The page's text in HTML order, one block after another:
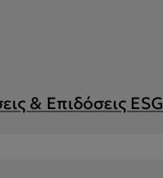
& Επιδόσεις ESG